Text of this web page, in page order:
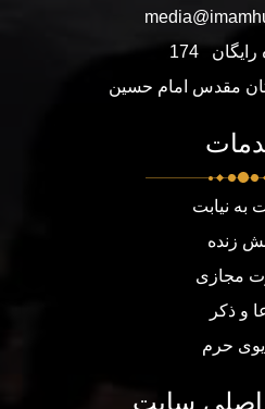
174
مقدس امام حسین
به نیابت
زنده
مجازی
و ذکر
حرم
سایت